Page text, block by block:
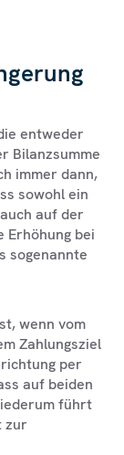
entweder
Bilanzsumme
immer dann,
sowohl ein
auf der
Erhöhung bei
sogenannte
wenn vom
Zahlungsziel
per
auf beiden
führt
zur